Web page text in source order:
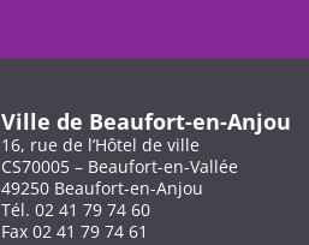
Ville de Beaufort-en-Anjou
16, rue de l’Hôtel de ville
CS70005 – Beaufort-en-Vallée
49250 Beaufort-en-Anjou
Tél. 02 41 79 74 60
Fax 02 41 79 74 61